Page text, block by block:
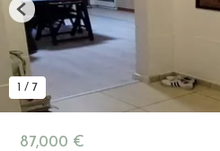
87,000 €
1 / 7
Previous